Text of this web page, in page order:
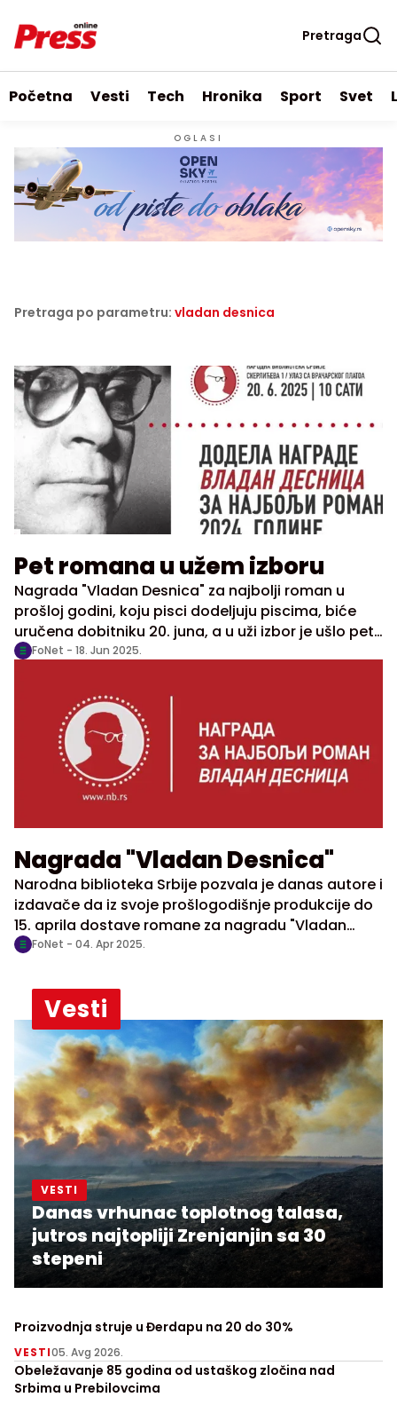
Pretraga
Početna Vesti Tech Hronika Sport Svet
OGLASI
Pretraga po parametru: vladan desnica
Pet romana u užem izboru
Nagrada "Vladan Desnica" za najbolji roman u
prošloj godini, koju pisci dodeljuju piscima, biće
uručena dobitniku 20. juna, a u uži izbor je ušlo pet
romana, saopštila je danas Narodna biblioteka
FoNet - 18. Jun 2025.
Nagrada "Vladan Desnica"
Narodna biblioteka Srbije pozvala je danas autore i
izdavače da iz svoje prošlogodišnje produkcije do
15. aprila dostave romane za nagradu "Vladan
Desnica", u po devet primeraka.
FoNet - 04. Apr 2025.
Vesti
VESTI
Danas vrhunac toplotnog talasa,
jutros najtopliji Zrenjanjin sa 30
stepeni
Proizvodnja struje u Đerdapu na 20 do 30%
VESTI05. Avg 2026.
Obeležavanje 85 godina od ustaškog zločina nad
Srbima u Prebilovcima